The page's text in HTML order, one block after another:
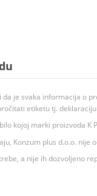
je svaka informacija o
etiketu tj.
kojoj marki proizvoda
Konzum plus d.o.o.
a nije ih dozvoljeno